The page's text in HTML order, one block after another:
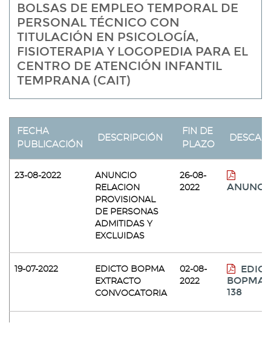
BOLSAS DE EMPLEO TEMPORAL DE
PERSONAL TÉCNICO CON
TITULACIÓN EN PSICOLOGÍA,
FISIOTERAPIA Y LOGOPEDIA PARA EL
CENTRO DE ATENCIÓN INFANTIL
TEMPRANA (CAIT)
FECHA
PUBLICACIÓN
DESCRIPCIÓN
FIN DE
PLAZO
23-08-2022
ANUNCIO
RELACION
PROVISIONAL
DE PERSONAS
ADMITIDAS Y
EXCLUIDAS
26-08-
2022
19-07-2022
EDICTO BOPMA
EXTRACTO
CONVOCATORIA
02-08-
2022
BOPMA
138